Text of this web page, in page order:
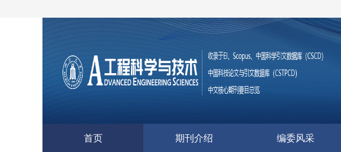
首页 期刊介绍 编委风采